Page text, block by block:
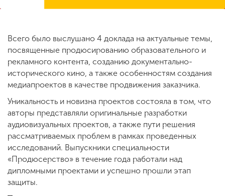
Приемная
комиссия
+7 (831) 262-26-20
Всего было выслушано 4 доклада на актуальные темы,
посвященные продюсированию образовательного и
рекламного контента, созданию документально-
исторического кино, а также особенностям создания
медиапроектов в качестве продвижения заказчика.
Уникальность и новизна проектов состояла в том, что
авторы представляли оригинальные разработки
аудиовизуальных проектов, а также пути решения
рассматриваемых проблем в рамках проведенных
исследований. Выпускники специальности
«Продюсерство» в течение года работали над
дипломными проектами и успешно прошли этап
защиты.